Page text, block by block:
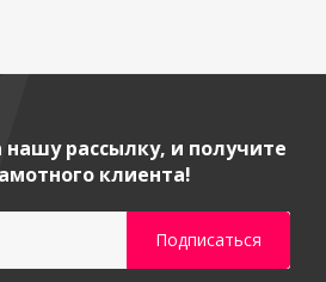
рассылку, и получите
клиента!